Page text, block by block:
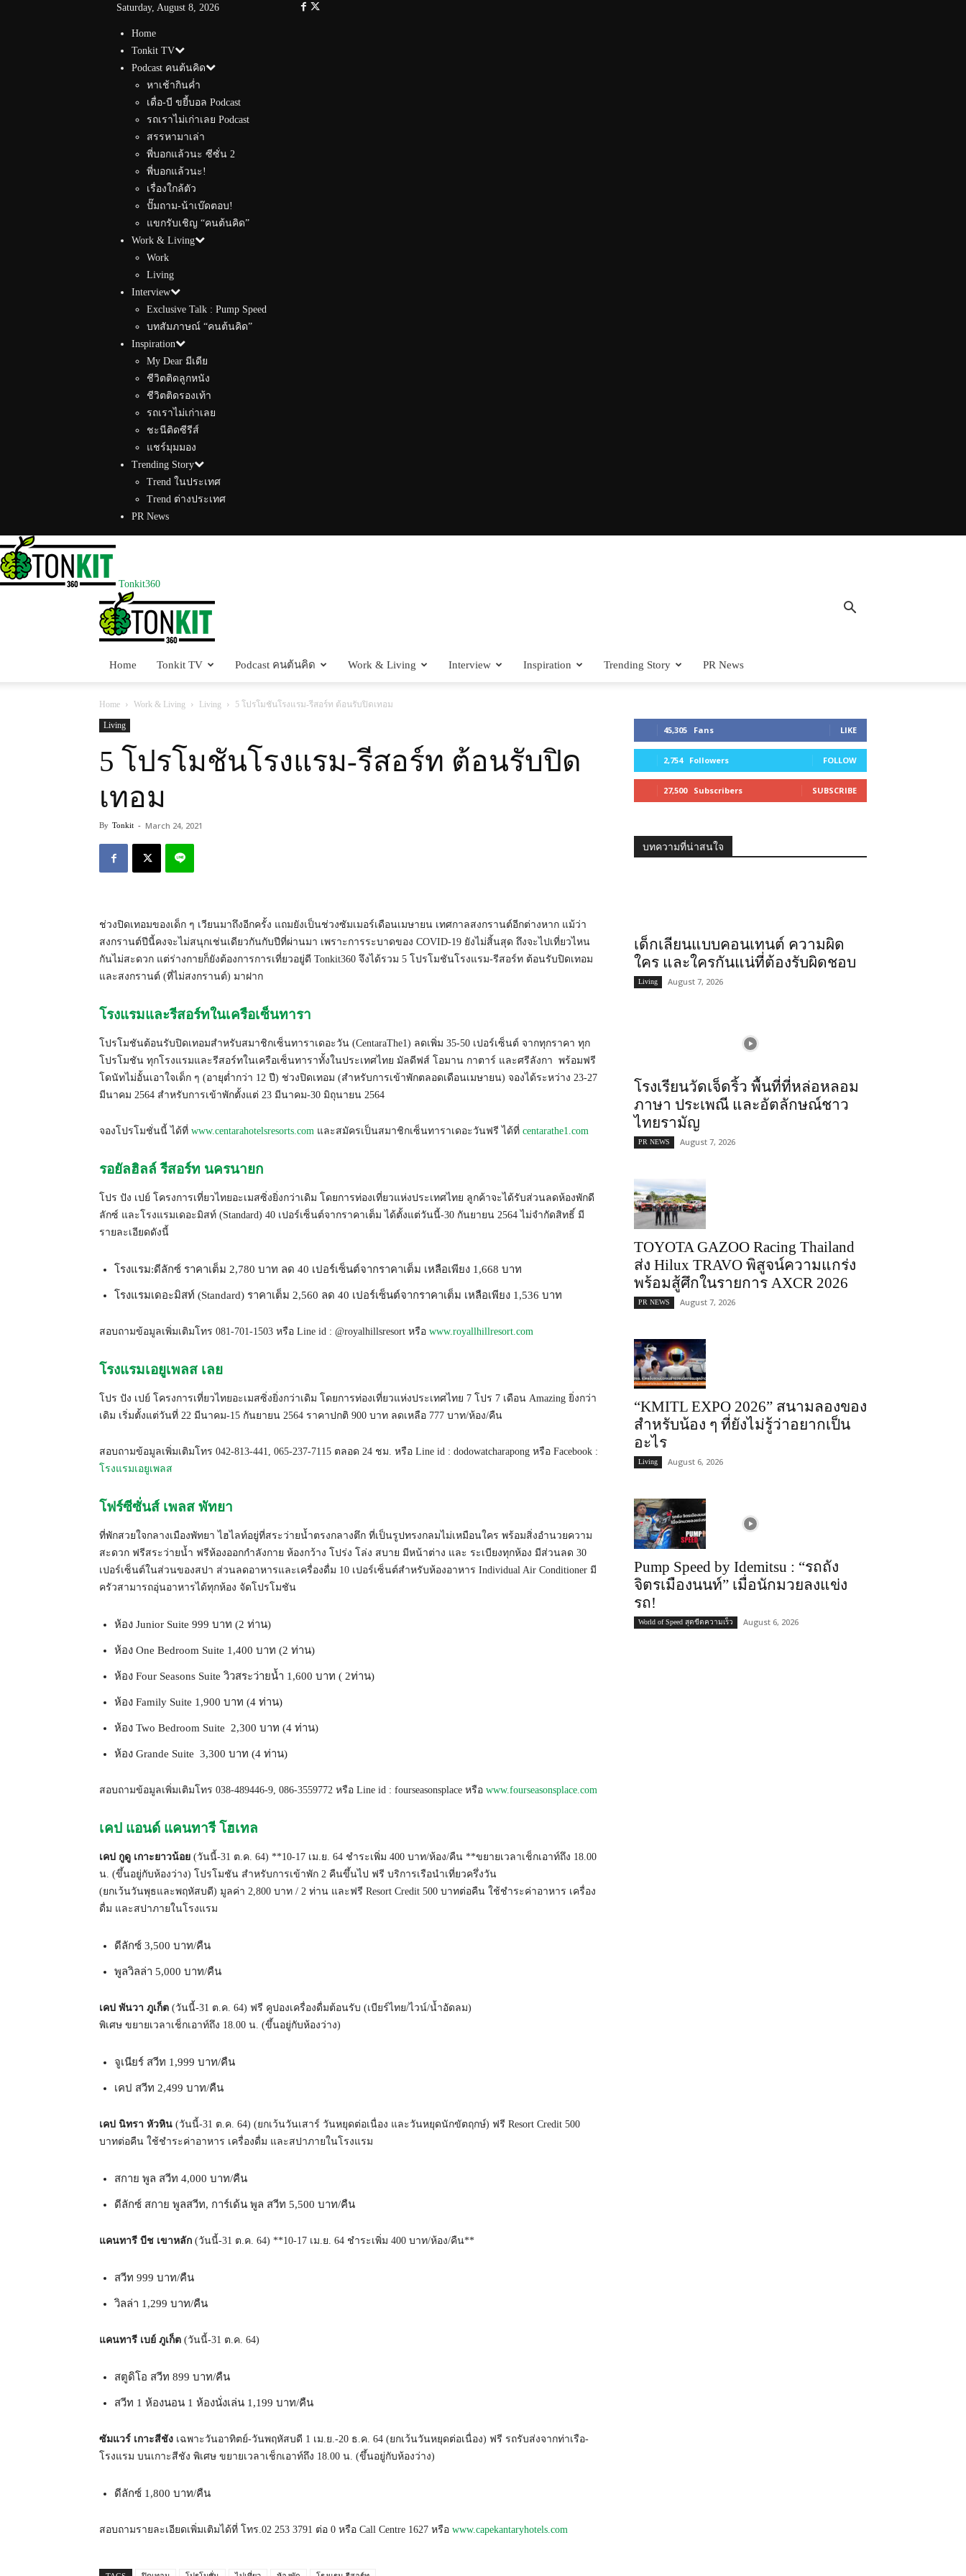
Saturday, August 8, 2026
Home
Tonkit TV
Podcast คนต้นคิด
หาเช้ากินค่ำ
เดื่อ-บี ขยี้บอล Podcast
รถเราไม่เก่าเลย Podcast
สรรหามาเล่า
พี่บอกแล้วนะ ซีซั่น 2
พี่บอกแล้วนะ!
เรื่องใกล้ตัว
ปั๊มถาม-น้าเบ๊ดตอบ!
แขกรับเชิญ “คนต้นคิด”
Work & Living
Work
Living
Interview
Exclusive Talk : Pump Speed
บทสัมภาษณ์ “คนต้นคิด”
Inspiration
My Dear มีเดีย
ชีวิตติดลูกหนัง
ชีวิตติดรองเท้า
รถเราไม่เก่าเลย
ชะนีติดซีรีส์
แชร์มุมมอง
Trending Story
Trend ในประเทศ
Trend ต่างประเทศ
PR News
Tonkit360
Home Tonkit TV Podcast คนต้นคิด Work & Living Interview Inspiration Trending Story PR News
Home Work & Living Living 5 โปรโมชันโรงแรม-รีสอร์ท ต้อนรับปิดเทอม
Living
5 โปรโมชันโรงแรม-รีสอร์ท ต้อนรับปิด
เทอม
By Tonkit - March 24, 2021
ช่วงปิดเทอมของเด็ก ๆ เวียนมาถึงอีกครั้ง แถมยังเป็นช่วงซัมเมอร์เดือนเมษายน เทศกาลสงกรานต์อีกต่างหาก แม้ว่า
สงกรานต์ปีนี้คงจะไม่สนุกเช่นเดียวกันกับปีที่ผ่านมา เพราะการระบาดของ COVID-19 ยังไม่สิ้นสุด ถึงจะไปเที่ยวไหน
กันไม่สะดวก แต่ร่างกายก็ยังต้องการการเที่ยวอยู่ดี Tonkit360 จึงได้รวม 5 โปรโมชันโรงแรม-รีสอร์ท ต้อนรับปิดเทอม
และสงกรานต์ (ที่ไม่สงกรานต์) มาฝาก
โรงแรมและรีสอร์ทในเครือเซ็นทารา
โปรโมชันต้อนรับปิดเทอมสำหรับสมาชิกเซ็นทาราเดอะวัน (CentaraThe1) ลดเพิ่ม 35-50 เปอร์เซ็นต์ จากทุกราคา ทุก
โปรโมชัน ทุกโรงแรมและรีสอร์ทในเครือเซ็นทาราทั้งในประเทศไทย มัลดีฟส์ โอมาน กาตาร์ และศรีลังกา พร้อมฟรี
โดนัทไม่อั้นเอาใจเด็ก ๆ (อายุต่ำกว่า 12 ปี) ช่วงปิดเทอม (สำหรับการเข้าพักตลอดเดือนเมษายน) จองได้ระหว่าง 23-27
มีนาคม 2564 สำหรับการเข้าพักตั้งแต่ 23 มีนาคม-30 มิถุนายน 2564
จองโปรโมชั่นนี้ ได้ที่ www.centarahotelsresorts.com และสมัครเป็นสมาชิกเซ็นทาราเดอะวันฟรี ได้ที่ centarathe1.com
รอยัลฮิลล์ รีสอร์ท นครนายก
โปร ปัง เปย์ โครงการเที่ยวไทยอะเมสซิ่งยิ่งกว่าเดิม โดยการท่องเที่ยวแห่งประเทศไทย ลูกค้าจะได้รับส่วนลดห้องพักดี
ลักซ์ และโรงแรมเดอะมิสท์ (Standard) 40 เปอร์เซ็นต์จากราคาเต็ม ได้ตั้งแต่วันนี้-30 กันยายน 2564 ไม่จำกัดสิทธิ์ มี
รายละเอียดดังนี้
โรงแรม:ดีลักซ์ ราคาเต็ม 2,780 บาท ลด 40 เปอร์เซ็นต์จากราคาเต็ม เหลือเพียง 1,668 บาท
โรงแรมเดอะมิสท์ (Standard) ราคาเต็ม 2,560 ลด 40 เปอร์เซ็นต์จากราคาเต็ม เหลือเพียง 1,536 บาท
สอบถามข้อมูลเพิ่มเติมโทร 081-701-1503 หรือ Line id : @royalhillsresort หรือ www.royallhillresort.com
โรงแรมเอยูเพลส เลย
โปร ปัง เปย์ โครงการเที่ยวไทยอะเมสซิ่งยิ่งกว่าเดิม โดยการท่องเที่ยวแห่งประเทศไทย 7 โปร 7 เดือน Amazing ยิ่งกว่า
เดิม เริ่มตั้งแต่วันที่ 22 มีนาคม-15 กันยายน 2564 ราคาปกติ 900 บาท ลดเหลือ 777 บาท/ห้อง/คืน
สอบถามข้อมูลเพิ่มเติมโทร 042-813-441, 065-237-7115 ตลอด 24 ชม. หรือ Line id : dodowatcharapong หรือ Facebook :
โรงแรมเอยูเพลส
โฟร์ซีซั่นส์ เพลส พัทยา
ที่พักสวยใจกลางเมืองพัทยา ไฮไลท์อยู่ที่สระว่ายน้ำตรงกลางตึก ที่เป็นรูปทรงกลมไม่เหมือนใคร พร้อมสิ่งอำนวยความ
สะดวก ฟรีสระว่ายน้ำ ฟรีห้องออกกำลังกาย ห้องกว้าง โปร่ง โล่ง สบาย มีหน้าต่าง และ ระเบียงทุกห้อง มีส่วนลด 30
เปอร์เซ็นต์ในส่วนของสปา ส่วนลดอาหารและเครื่องดื่ม 10 เปอร์เซ็นต์สำหรับห้องอาหาร Individual Air Conditioner มี
ครัวสามารถอุ่นอาหารได้ทุกห้อง จัดโปรโมชัน
ห้อง Junior Suite 999 บาท (2 ท่าน)
ห้อง One Bedroom Suite 1,400 บาท (2 ท่าน)
ห้อง Four Seasons Suite วิวสระว่ายน้ำ 1,600 บาท ( 2ท่าน)
ห้อง Family Suite 1,900 บาท (4 ท่าน)
ห้อง Two Bedroom Suite 2,300 บาท (4 ท่าน)
ห้อง Grande Suite 3,300 บาท (4 ท่าน)
สอบถามข้อมูลเพิ่มเติมโทร 038-489446-9, 086-3559772 หรือ Line id : fourseasonsplace หรือ www.fourseasonsplace.com
เคป แอนด์ แคนทารี โฮเทล
เคป กูดู เกาะยาวน้อย (วันนี้-31 ต.ค. 64) **10-17 เม.ย. 64 ชำระเพิ่ม 400 บาท/ห้อง/คืน **ขยายเวลาเช็กเอาท์ถึง 18.00
น. (ขึ้นอยู่กับห้องว่าง) โปรโมชัน สำหรับการเข้าพัก 2 คืนขึ้นไป ฟรี บริการเรือนำเที่ยวครึ่งวัน
(ยกเว้นวันพุธและพฤหัสบดี) มูลค่า 2,800 บาท / 2 ท่าน และฟรี Resort Credit 500 บาทต่อคืน ใช้ชำระค่าอาหาร เครื่อง
ดื่ม และสปาภายในโรงแรม
ดีลักซ์ 3,500 บาท/คืน
พูลวิลล่า 5,000 บาท/คืน
เคป พันวา ภูเก็ต (วันนี้-31 ต.ค. 64) ฟรี คูปองเครื่องดื่มต้อนรับ (เบียร์ไทย/ไวน์/น้ำอัดลม)
พิเศษ ขยายเวลาเช็กเอาท์ถึง 18.00 น. (ขึ้นอยู่กับห้องว่าง)
จูเนียร์ สวีท 1,999 บาท/คืน
เคป สวีท 2,499 บาท/คืน
เคป นิทรา หัวหิน (วันนี้-31 ต.ค. 64) (ยกเว้นวันเสาร์ วันหยุดต่อเนื่อง และวันหยุดนักขัตฤกษ์) ฟรี Resort Credit 500
บาทต่อคืน ใช้ชำระค่าอาหาร เครื่องดื่ม และสปาภายในโรงแรม
สกาย พูล สวีท 4,000 บาท/คืน
ดีลักซ์ สกาย พูลสวีท, การ์เด้น พูล สวีท 5,500 บาท/คืน
แคนทารี บีช เขาหลัก (วันนี้-31 ต.ค. 64) **10-17 เม.ย. 64 ชำระเพิ่ม 400 บาท/ห้อง/คืน**
สวีท 999 บาท/คืน
วิลล่า 1,299 บาท/คืน
แคนทารี เบย์ ภูเก็ต (วันนี้-31 ต.ค. 64)
สตูดิโอ สวีท 899 บาท/คืน
สวีท 1 ห้องนอน 1 ห้องนั่งเล่น 1,199 บาท/คืน
ซัมแวร์ เกาะสีชัง เฉพาะวันอาทิตย์-วันพฤหัสบดี 1 เม.ย.-20 ธ.ค. 64 (ยกเว้นวันหยุดต่อเนื่อง) ฟรี รถรับส่งจากท่าเรือ-
โรงแรม บนเกาะสีชัง พิเศษ ขยายเวลาเช็กเอาท์ถึง 18.00 น. (ขึ้นอยู่กับห้องว่าง)
ดีลักซ์ 1,800 บาท/คืน
สอบถามรายละเอียดเพิ่มเติมได้ที่ โทร.02 253 3791 ต่อ 0 หรือ Call Centre 1627 หรือ www.capekantaryhotels.com
45,305 Fans LIKE
2,754 Followers FOLLOW
27,500 Subscribers SUBSCRIBE
บทความที่น่าสนใจ
เด็กเลียนแบบคอนเทนต์ ความผิด
ใคร และใครกันแน่ที่ต้องรับผิดชอบ
Living August 7, 2026
โรงเรียนวัดเจ็ดริ้ว พื้นที่ที่หล่อหลอม
ภาษา ประเพณี และอัตลักษณ์ชาว
ไทยรามัญ
PR NEWS August 7, 2026
TOYOTA GAZOO Racing Thailand
ส่ง Hilux TRAVO พิสูจน์ความแกร่ง
พร้อมสู้ศึกในรายการ AXCR 2026
PR NEWS August 7, 2026
“KMITL EXPO 2026” สนามลองของ
สำหรับน้อง ๆ ที่ยังไม่รู้ว่าอยากเป็น
อะไร
Living August 6, 2026
Pump Speed by Idemitsu : “รถถัง
จิตรเมืองนนท์” เมื่อนักมวยลงแข่ง
รถ!
World of Speed สุดขีดความเร็ว August 6, 2026